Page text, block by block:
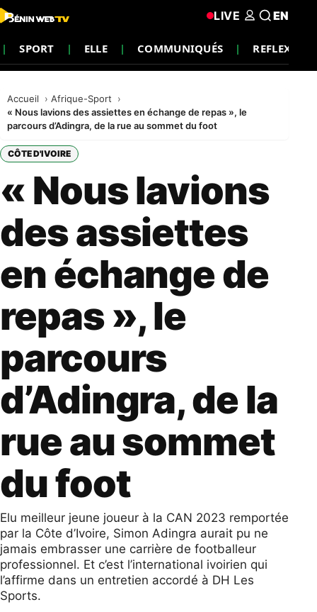
SPORT ELLE COMMUNIQUÉS REFLEXION
LIVE EN
Accueil
Afrique-Sport
« Nous lavions des assiettes en échange de repas », le
parcours d’Adingra, de la rue au sommet du foot
CÔTE D'IVOIRE
« Nous lavions
des assiettes
en échange de
repas », le
parcours
d’Adingra, de la
rue au sommet
du foot
Elu meilleur jeune joueur à la CAN 2023 remportée
par la Côte d’Ivoire, Simon Adingra aurait pu ne
jamais embrasser une carrière de footballeur
professionnel. Et c’est l’international ivoirien qui
l’affirme dans un entretien accordé à DH Les
Sports.